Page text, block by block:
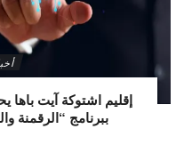
إقليم اشتوكة آيت
ببرنامج “الرقمنة